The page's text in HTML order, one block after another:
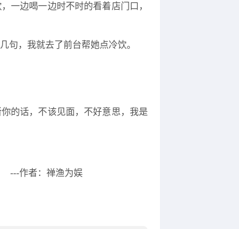
一边喝一边时不时的看着店门口，
句，我就去了前台帮她点冷饮。
的话，不该见面，不好意思，我是
为娱